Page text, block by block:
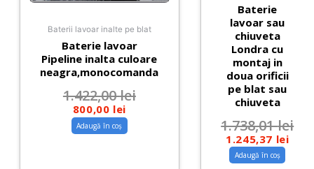
Baterii lavoar inalte pe blat
Baterie lavoar
Pipeline inalta culoare
neagra,monocomanda
1.422,00lei
800,00 lei
Adaugă în coș
Baterie
lavoar sau
chiuveta
Londra cu
montaj in
doua orificii
pe blat sau
chiuveta
1.738,01lei
1.245,37 lei
Adaugă în coș